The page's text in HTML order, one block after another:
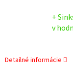
+
v
Detailné informácie